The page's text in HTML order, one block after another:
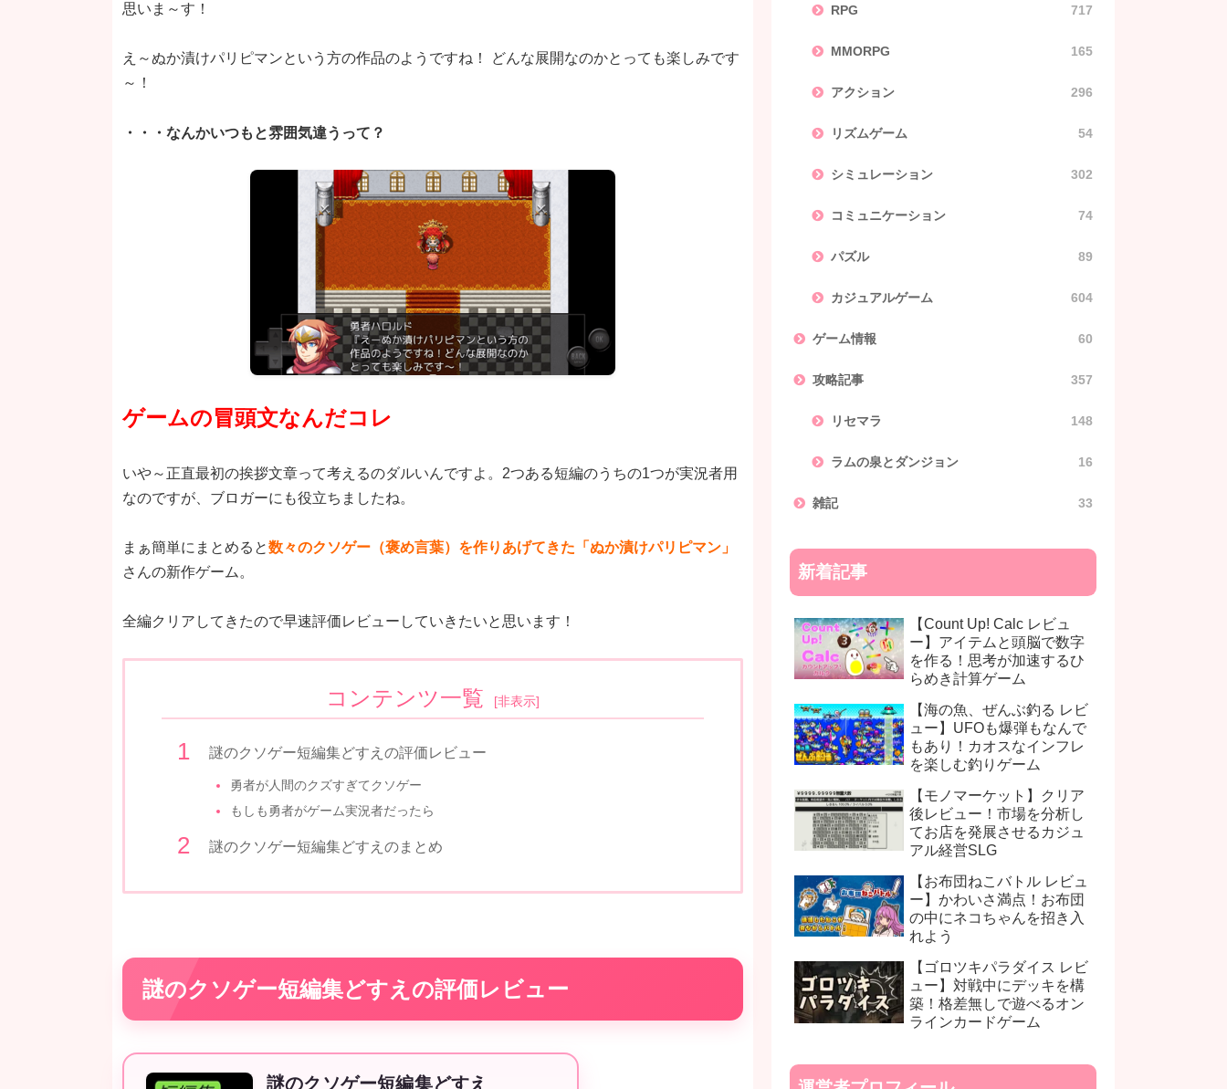
思いま～す！
え～ぬか漬けパリピマンという方の作品のようですね！ どんな展開なのかとっても楽しみです
～！
・・・なんかいつもと雰囲気違うって？
ゲームの冒頭文なんだコレ
いや～正直最初の挨拶文章って考えるのダルいんですよ。2つある短編のうちの1つが実況者用
なのですが、ブロガーにも役立ちましたね。
まぁ簡単にまとめると数々のクソゲー（褒め言葉）を作りあげてきた「ぬか漬けパリピマン」
さんの新作ゲーム。
全編クリアしてきたので早速評価レビューしていきたいと思います！
コンテンツ一覧 [非表示]
謎のクソゲー短編集どすえの評価レビュー
勇者が人間のクズすぎてクソゲー
もしも勇者がゲーム実況者だったら
謎のクソゲー短編集どすえのまとめ
謎のクソゲー短編集どすえの評価レビュー
謎のクソゲー短編集どすえ
RPG 717
MMORPG 165
アクション 296
リズムゲーム 54
シミュレーション 302
コミュニケーション 74
パズル 89
カジュアルゲーム 604
ゲーム情報 60
攻略記事 357
リセマラ 148
ラムの泉とダンジョン 16
雑記 33
新着記事
【Count Up! Calc レビュ
ー】アイテムと頭脳で数字
を作る！思考が加速するひ
らめき計算ゲーム
【海の魚、ぜんぶ釣る レビ
ュー】UFOも爆弾もなんで
もあり！カオスなインフレ
を楽しむ釣りゲーム
【モノマーケット】クリア
後レビュー！市場を分析し
てお店を発展させるカジュ
アル経営SLG
【お布団ねこバトル レビュ
ー】かわいさ満点！お布団
の中にネコちゃんを招き入
れよう
【ゴロツキパラダイス レビ
ュー】対戦中にデッキを構
築！格差無しで遊べるオン
ラインカードゲーム